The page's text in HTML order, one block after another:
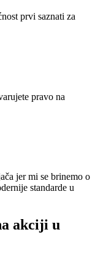
prvi saznati za
pravo na
jer mi se brinemo o
standarde u
akciji u